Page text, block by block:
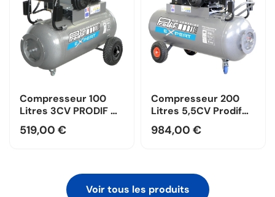
Compresseur 100
Litres 3CV PRODIF —
Monophasé / Prodif
519,00 €
Compresseur 200
Litres 5,5CV Prodif
Triphasé 400V —
Triphasé / Prodif
984,00 €
Voir tous les produits